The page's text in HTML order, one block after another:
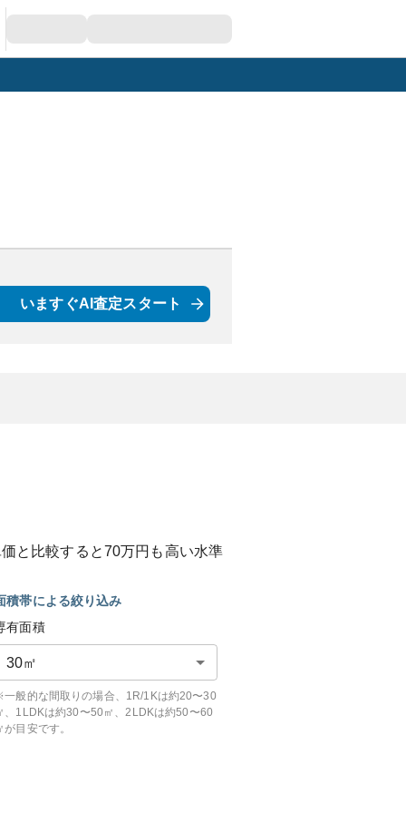
いますぐAI査定スタート
と比較すると70万円も高い水準
積帯による絞り込み
有面積
30㎡
般的な間取りの場合、1R/1Kは約20〜30
、1LDKは約30〜50㎡、2LDKは約50〜60
が目安です。